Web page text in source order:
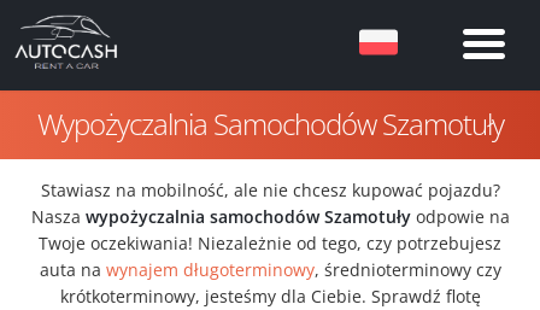
Wypożyczalnia Samochodów Szamotuły
Stawiasz na mobilność, ale nie chcesz kupować pojazdu?
Nasza wypożyczalnia samochodów Szamotułyodpowie na
Twoje oczekiwania! Niezależnie od tego, czy potrzebujesz
auta na wynajem długoterminowy, średnioterminowy czy
krótkoterminowy, jesteśmy dla Ciebie. Sprawdź flotę